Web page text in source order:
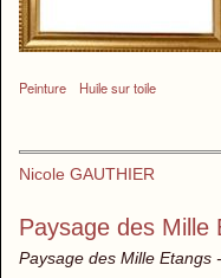
Peinture Huile sur toile
Nicole GAUTHIER
Paysage des Mille
Paysage des Mille Etangs